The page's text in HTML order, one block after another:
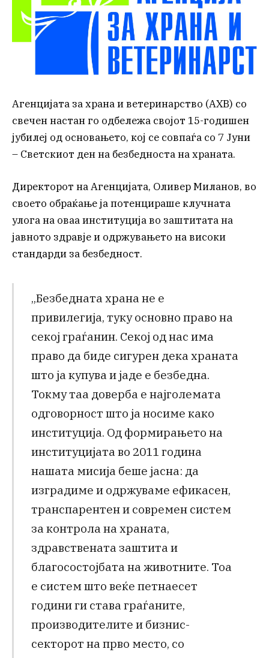
Агенцијата за храна и ветеринарство (АХВ) со
свечен настан го одбележа својот 15-годишен
јубилеј од основањето, кој се совпаѓа со 7 Јуни
– Светскиот ден на безбедноста на храната.
Директорот на Агенцијата, Оливер Миланов, во
своето обраќање ја потенцираше клучната
улога на оваа институција во заштитата на
јавното здравје и одржувањето на високи
стандарди за безбедност.
„Безбедната храна не е
привилегија, туку основно право на
секој граѓанин. Секој од нас има
право да биде сигурен дека храната
што ја купува и јаде е безбедна.
Токму таа доверба е најголемата
одговорност што ја носиме како
институција. Од формирањето на
институцијата во 2011 година
нашата мисија беше јасна: да
изградиме и одржуваме ефикасен,
транспарентен и современ систем
за контрола на храната,
здравствената заштита и
благосостојбата на животните. Тоа
е систем што веќе петнаесет
години ги става граѓаните,
производителите и бизнис-
секторот на прво место, со